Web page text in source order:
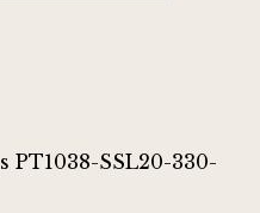
SSL20-330-